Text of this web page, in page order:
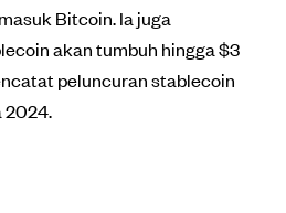
Bitcoin. Ia juga
akan tumbuh hingga $3
peluncuran stablecoin
2024.